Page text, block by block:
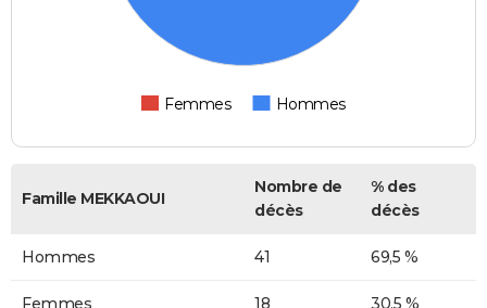
Femmes Hommes
Famille MEKKAOUI
Nombre de
décès
% des
décès
Hommes 41 69,5 %
Femmes 18 30,5 %